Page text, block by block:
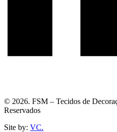
© 2026. FSM – Tecidos de
Reservados
Site by: VC.